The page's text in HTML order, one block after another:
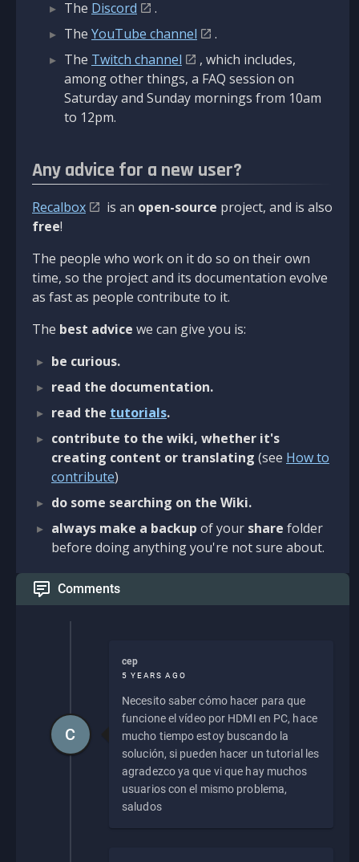
The Discord
.
The YouTube channel
.
The Twitch channel
, which includes,
among other things, a FAQ session on
Saturday and Sunday mornings from 10am
to 12pm.
Any advice for a new user?
Recalbox is an open-source project, and is also
free!
The people who work on it do so on their own
time, so the project and its documentation evolve
as fast as people contribute to it.
The best advice we can give you is:
be curious.
read the documentation.
read the tutorials.
contribute to the wiki, whether it's
creating content or translating (see How to
contribute)
do some searching on the Wiki.
always make a backup of your share folder
before doing anything you're not sure about.
Comments
cep
5 YEARS AGO
Necesito saber cómo hacer para que
funcione el vídeo por HDMI en PC, hace
mucho tiempo estoy buscando la
solución, si pueden hacer un tutorial les
agradezco ya que vi que hay muchos
usuarios con el mismo problema,
saludos
C